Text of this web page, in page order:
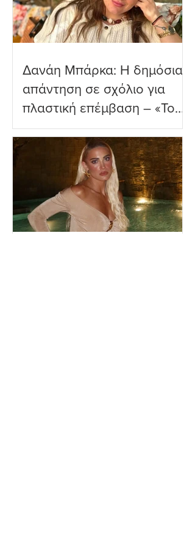
Δανάη Μπάρκα: Η δημόσια
απάντηση σε σχόλιο για
πλαστική επέμβαση – «Το
ωραιότερο σχόλιο που